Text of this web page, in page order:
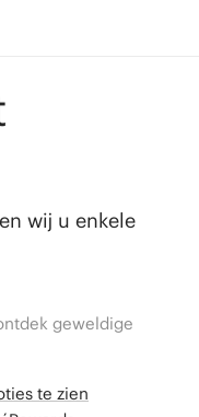
wij u enkele
geweldige
te zien